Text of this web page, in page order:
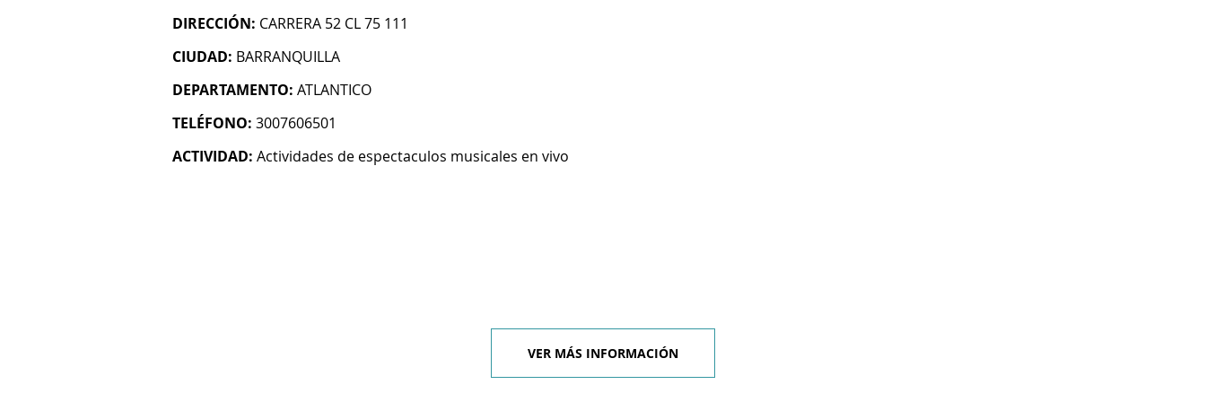
DIRECCIÓN: CARRERA 52 CL 75 111
CIUDAD: BARRANQUILLA
DEPARTAMENTO: ATLANTICO
TELÉFONO: 3007606501
ACTIVIDAD: Actividades de espectaculos musicales en vivo
VER MÁS INFORMACIÓN